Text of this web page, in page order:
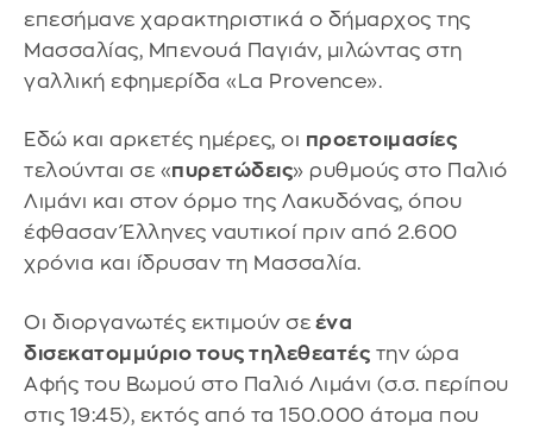
επεσήμανε χαρακτηριστικά ο δήμαρχος της
Μασσαλίας, Μπενουά Παγιάν, μιλώντας στη
γαλλική εφημερίδα «La Provence».
Εδώ και αρκετές ημέρες, οι προετοιμασίες
τελούνται σε «πυρετώδεις» ρυθμούς στο Παλιό
Λιμάνι και στον όρμο της Λακυδόνας, όπου
έφθασαν Έλληνες ναυτικοί πριν από 2.600
χρόνια και ίδρυσαν τη Μασσαλία.
Οι διοργανωτές εκτιμούν σε ένα
δισεκατομμύριο τους τηλεθεατές την ώρα
Αφής του Βωμού στο Παλιό Λιμάνι (σ.σ. περίπου
στις 19:45), εκτός από τα 150.000 άτομα που